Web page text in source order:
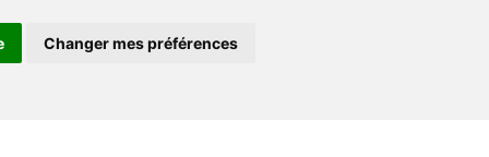
Changer mes préférences